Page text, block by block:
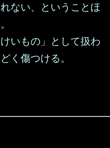
ない、ということほ
いもの」として扱わ
く傷つける。